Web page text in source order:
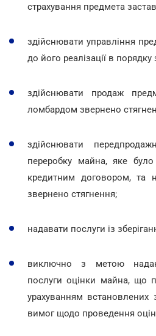
страхування предмета
здійснювати управління
до його реалізації в
здійснювати продаж
ломбардом звернено
здійснювати
переробку майна, яке
кредитним договором, та
звернено стягнення;
надавати послуги із
виключно з метою
послуги оцінки майна, що
урахуванням встановлених
вимог щодо проведення